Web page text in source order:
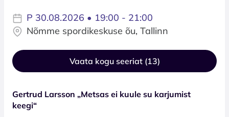
P 30.08.2026 • 19:00 - 21:00
Nõmme spordikeskuse õu, Tallinn
Vaata kogu seeriat (13)
Gertrud Larsson „Metsas ei kuule su karjumist
keegi“